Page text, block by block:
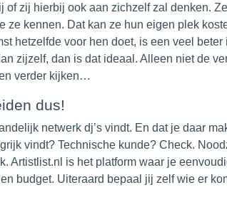
of zij hierbij ook aan zichzelf zal denken.
ze kennen. Dat kan ze hun eigen plek
hetzelfde voor hen doet, is een veel beter
zijzelf, dan is dat ideaal. Alleen niet de
verder kijken…
dus!
netwerk dj’s vindt. En dat je daar
vindt? Technische kunde? Check.
Artistlist.nl is het platform waar je
budget. Uiteraard bepaal jij zelf wie er